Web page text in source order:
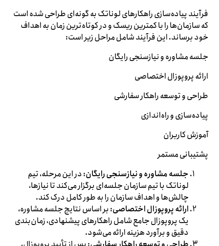
فرآیند پیاده‌سازی راهکارهای لوناتک به گونه‌ای طراحی شده است
که سازمان‌ها را با کمترین ریسک و در کوتاه‌ترین زمان به اهداف
خود برساند. این فرآیند شامل مراحل زیر است:
جلسه مشاوره و نیازسنجی رایگان
ارائه پروپوزال اختصاصی
طراحی و توسعه راهکار سفارشی
پیاده‌سازی و راه‌اندازی
آموزش کاربران
پشتیبانی مستمر
جلسه مشاوره و نیازسنجی رایگان: در این مرحله، تیم
لوناتک با تیم سازمان جلسه‌ای برگزار می‌کند تا نیازها،
چالش‌ها و اهداف سازمان را به طور کامل درک کند.
ارائه پروپوزال اختصاصی: بر اساس نتایج جلسه مشاوره،
یک پروپوزال جامع شامل راهکارهای پیشنهادی، زمان‌بندی
دقیق و برآورد هزینه ارائه می‌شود.